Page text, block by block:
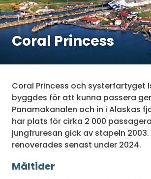
Coral Princess
Coral Princess och systerfartyget
byggdes för att kunna passera
Panamakanalen och in i Alaskas
har plats för cirka 2 000
jungfruresan gick av stapeln
renoverades senast under 2024.
Måltider